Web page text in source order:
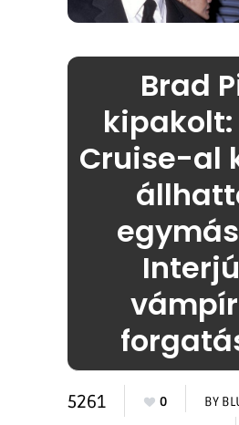
Brad
kipakolt:
Cruise-al
5261 0 BY